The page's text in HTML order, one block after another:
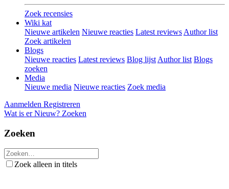
Zoek recensies
Wiki kat
Nieuwe artikelen Nieuwe reacties Latest reviews Author list
Zoek artikelen
Blogs
Nieuwe reacties Latest reviews Blog lijst Author list Blogs
zoeken
Media
Nieuwe media Nieuwe reacties Zoek media
Aanmelden Registreren
Wat is er Nieuw? Zoeken
Zoeken
Zoek alleen in titels